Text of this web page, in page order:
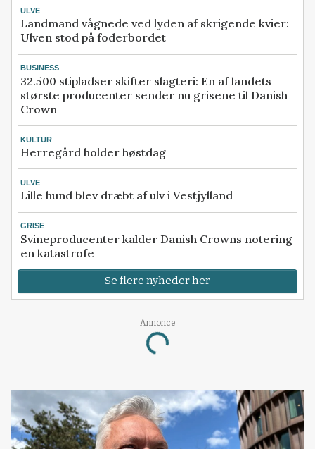
ULVE
Landmand vågnede ved lyden af skrigende kvier:
Ulven stod på foderbordet
BUSINESS
32.500 stipladser skifter slagteri: En af landets
største producenter sender nu grisene til Danish
Crown
KULTUR
Herregård holder høstdag
ULVE
Lille hund blev dræbt af ulv i Vestjylland
GRISE
Svineproducenter kalder Danish Crowns notering
en katastrofe
Se flere nyheder her
Annonce
Loading...